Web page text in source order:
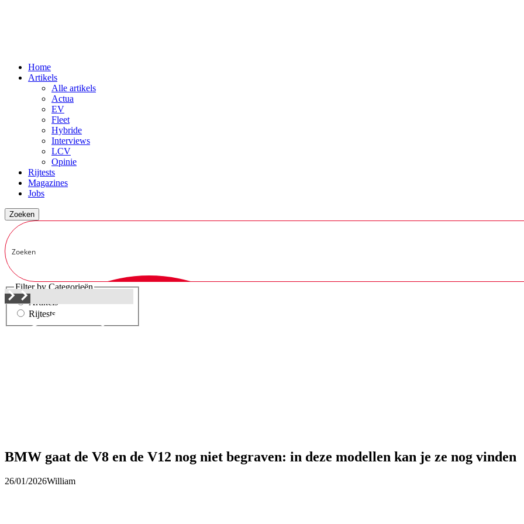
Home
Artikels
Alle artikels
Actua
EV
Fleet
Hybride
Interviews
LCV
Opinie
Rijtests
Magazines
Jobs
Zoeken
Filter by Categorieën
Artikels
Rijtests
BMW gaat de V8 en de V12 nog niet begraven: in deze modellen kan je ze nog vinden
26/01/2026William